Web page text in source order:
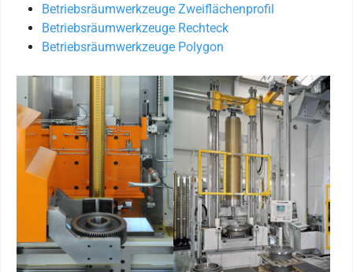
Betriebsräumwerkzeuge Zweiflächenprofil
Betriebsräumwerkzeuge Rechteck
Betriebsräumwerkzeuge Polygon